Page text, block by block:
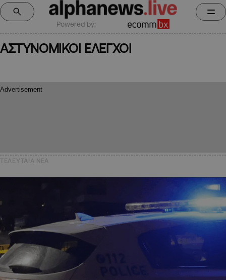
Powered by:
ΑΣΤΥΝΟΜΙΚΟΙ ΕΛΕΓΧΟΙ